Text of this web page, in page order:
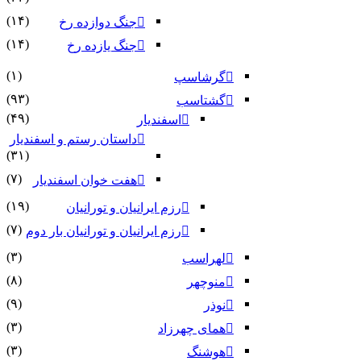
جنگ دوازده رخ
(۱۴)
جنگ یازده رخ
(۱۴)
گرشاسپ
(۱)
گشتاسب
(۹۳)
اسفندیار
(۴۹)
داستان رستم و اسفندیار
(۳۱)
هفت خوان اسفندیار
(۷)
رزم ایرانیان و تورانیان
(۱۹)
رزم ایرانیان و تورانیان بار دوم (۷)
لهراسب
(۳)
منوچهر
(۸)
نوذر
(۹)
هماى چهرزاد
(۳)
هوشنگ
(۳)